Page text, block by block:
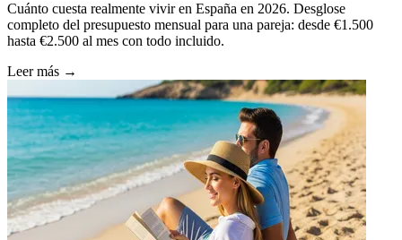
Cuánto cuesta realmente vivir en España en 2026. Desglose
completo del presupuesto mensual para una pareja: desde €1.500
hasta €2.500 al mes con todo incluido.
Leer más →